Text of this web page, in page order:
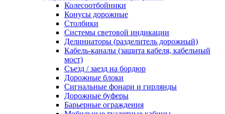
Колесоотбойники
Конусы дорожные
Столбики
Системы световой индикации
Делиниаторы (разделитель дорожный)
Кабель-каналы (защита кабеля, кабельный
мост)
Съезд / заезд на бордюр
Дорожные блоки
Сигнальные фонари и гирлянды
Дорожные буферы
Барьерные ограждения